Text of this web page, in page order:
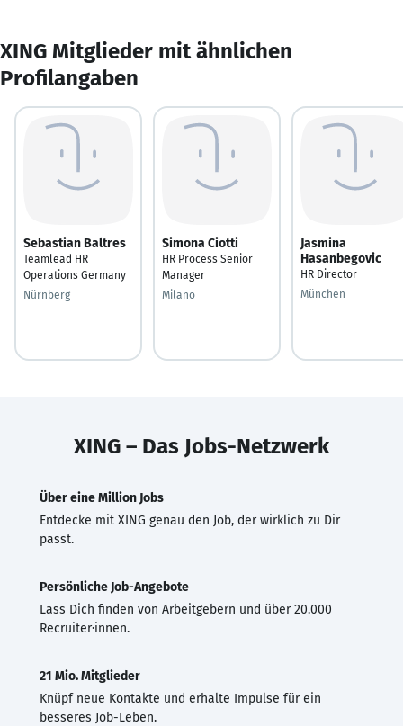
XING Mitglieder mit ähnlichen
Profilangaben
Sebastian Baltres
Teamlead HR
Operations Germany
Nürnberg
Simona Ciotti
HR Process Senior
Manager
Milano
Jasmina
Hasanbegovic
HR Director
München
XING – Das Jobs-Netzwerk
Über eine Million Jobs
Entdecke mit XING genau den Job, der wirklich zu Dir
passt.
Persönliche Job-Angebote
Lass Dich finden von Arbeitgebern und über 20.000
Recruiter·innen.
21 Mio. Mitglieder
Knüpf neue Kontakte und erhalte Impulse für ein
besseres Job-Leben.